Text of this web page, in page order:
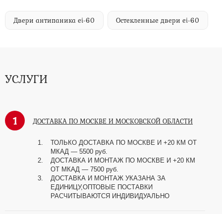
Двери антипаника ei-60 Остекленные двери ei-60
УСЛУГИ
1 ДОСТАВКА ПО МОСКВЕ И МОСКОВСКОЙ ОБЛАСТИ
ТОЛЬКО ДОСТАВКА ПО МОСКВЕ И +20 КМ ОТ
МКАД — 5500 руб.
ДОСТАВКА И МОНТАЖ ПО МОСКВЕ И +20 КМ
ОТ МКАД — 7500 руб.
ДОСТАВКА И МОНТАЖ УКАЗАНА ЗА
ЕДИНИЦУ,ОПТОВЫЕ ПОСТАВКИ
РАСЧИТЫВАЮТСЯ ИНДИВИДУАЛЬНО